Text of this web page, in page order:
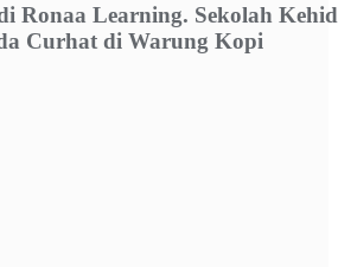
Ronaa Learning. Sekolah
Curhat di Warung Kopi